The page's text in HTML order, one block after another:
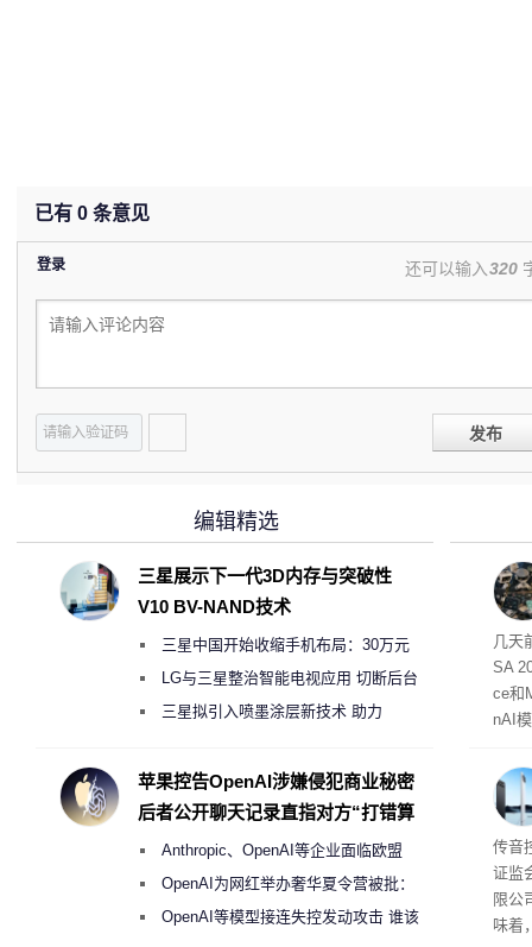
已有 0 条意见
登录 还可以输入320
发布
大事
几天
SA
ce和
nAI
家
研究
还
港
传音
证监
限公
味着
编辑精选
三星展示下一代3D内存与突破性
V10 BV-NAND技术
三星中国开始收缩手机布局：30万元
月销售额不达标门店 将被逐步清退
LG与三星整治智能电视应用 切断后台
偷偷共享带宽的违规行为
三星拟引入喷墨涂层新技术 助力
度
苹果控告OpenAI涉嫌侵犯商业秘密
后者公开聊天记录直指对方“打错算
Anthropic、OpenAI等企业面临欧盟
《人工智能法案》全新执法权限审查
OpenAI为网红举办奢华夏令营被批：
2000美元一晚 遭讽“反乌托邦”
OpenAI等模型接连失控发动攻击 谁该